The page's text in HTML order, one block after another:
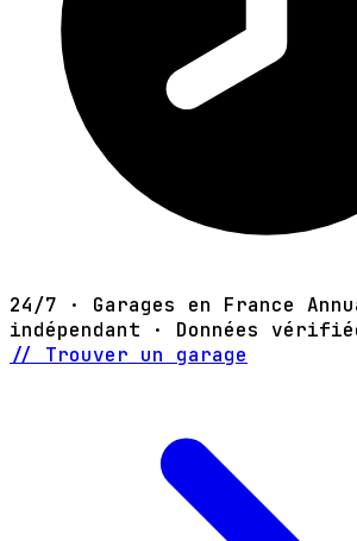
24/7 · Garages en France
indépendant · Données
// Trouver un garage